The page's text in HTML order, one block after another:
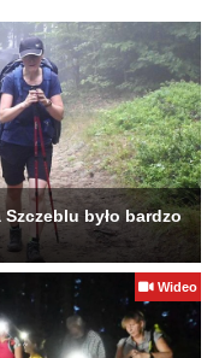
było bardzo
Wideo